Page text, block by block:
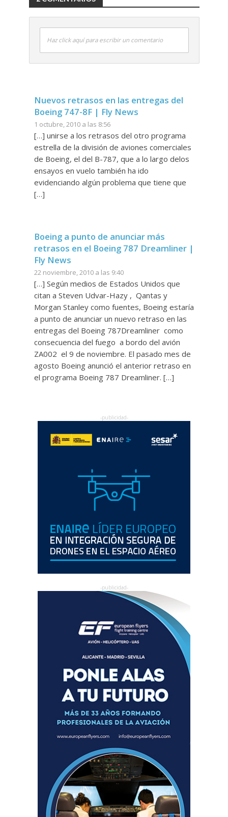
Haz click aquí para escribir un comentario
Nuevos retrasos en las entregas del
Boeing 747-8F | Fly News
1 octubre, 2010 a las 8:56
[…] unirse a los retrasos del otro programa
estrella de la división de aviones comerciales
de Boeing, el del B-787, que a lo largo delos
ensayos en vuelo también ha ido
evidenciando algún problema que tiene que
[…]
Boeing a punto de anunciar más
retrasos en el Boeing 787 Dreamliner |
Fly News
22 noviembre, 2010 a las 9:40
[…] Según medios de Estados Unidos que
citan a Steven Udvar-Hazy , Qantas y
Morgan Stanley como fuentes, Boeing estaría
a punto de anunciar un nuevo retraso en las
entregas del Boeing 787Dreamliner como
consecuencia del fuego a bordo del avión
ZA002 el 9 de noviembre. El pasado mes de
agosto Boeing anunció el anterior retraso en
el programa Boeing 787 Dreamliner. […]